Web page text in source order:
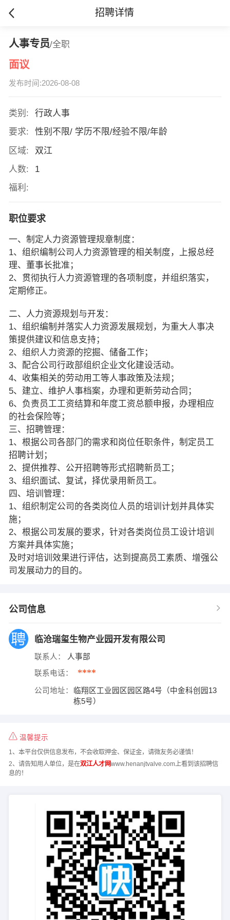
招聘详情
人事专员/全职
面议
发布时间:2026-08-08
类别:
行政人事
要求:
性别不限/ 学历不限/经验不限/年龄
区域:
双江
人数:
1
福利:
职位要求
一、制定人力资源管理规章制度：
1、组织编制公司人力资源管理的相关制度，上报总经
理、董事长批准；
2、贯彻执行人力资源管理的各项制度，并组织落实，
定期修正。
二、人力资源规划与开发：
1、组织编制并落实人力资源发展规划，为重大人事决
策提供建议和信息支持；
2、组织人力资源的挖掘、储备工作；
3、配合公司行政部组织企业文化建设活动。
4、收集相关的劳动用工等人事政策及法规；
5、建立、维护人事档案，办理和更新劳动合同；
6、负责员工工资结算和年度工资总额申报，办理相应
的社会保险等；
三、招聘管理：
1、根据公司各部门的需求和岗位任职条件，制定员工
招聘计划；
2、提供推荐、公开招聘等形式招聘新员工；
3、组织面试、复试，择优录用新员工。
四、培训管理：
1、组织制定公司的各类岗位人员的培训计划并具体实
施；
2、根据公司发展的要求，针对各类岗位员工设计培训
方案并具体实施；
及时对培训效果进行评估，达到提高员工素质、增强公
司发展动力的目的。
公司信息
临沧瑞玺生物产业园开发有限公司
联系人： 人事部
联系电话： ****
公司地址：
临翔区工业园区园区路4号（中金科创园13
栋5号）
温馨提示
1、本平台仅供信息发布，不会收取押金、保证金，请微友务必谨慎！
2、请告知用人单位，是在双江人才网www.henanjtvalve.com上看到该招聘信
息的！